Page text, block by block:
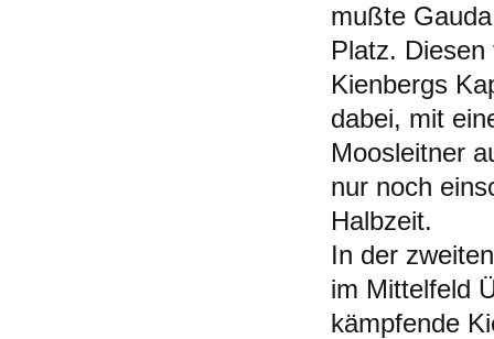
mußte
Platz.
Kienbergs
dabei, mit
Moosleitner
nur noch
Halbzeit.
In der
im Mittelfeld
kämpfende